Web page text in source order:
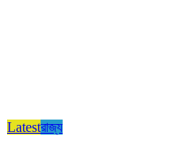
Latestরাজ্য​